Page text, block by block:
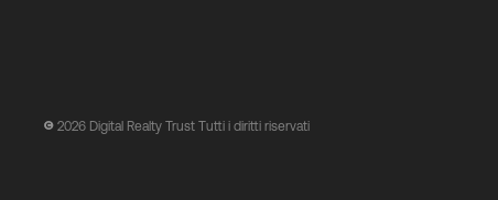
2026 Digital Realty Trust Tutti i diritti riservati